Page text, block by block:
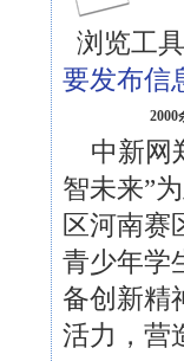
浏览工
要发布信
2000
中新网
智未来”
区河南赛
青少年学
备创新精
活力，营